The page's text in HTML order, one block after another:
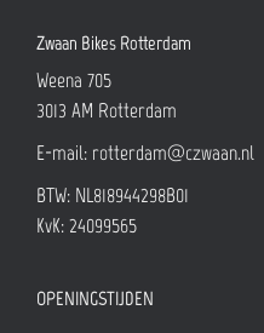
Zwaan Bikes Rotterdam
Weena 705
3013 AM Rotterdam
E-mail: rotterdam@czwaan.nl
BTW: NL818944298B01
KvK: 24099565
OPENINGSTIJDEN